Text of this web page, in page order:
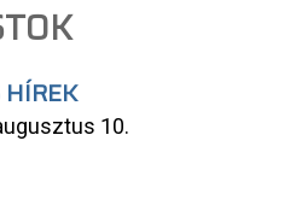
HÍREK
10.